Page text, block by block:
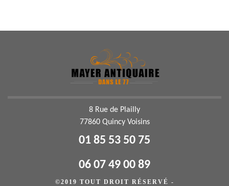
8 Rue de Plailly
77860 Quincy Voisins
01 85 53 50 75
06 07 49 00 89
©2019 TOUT DROIT RÉSERVÉ -